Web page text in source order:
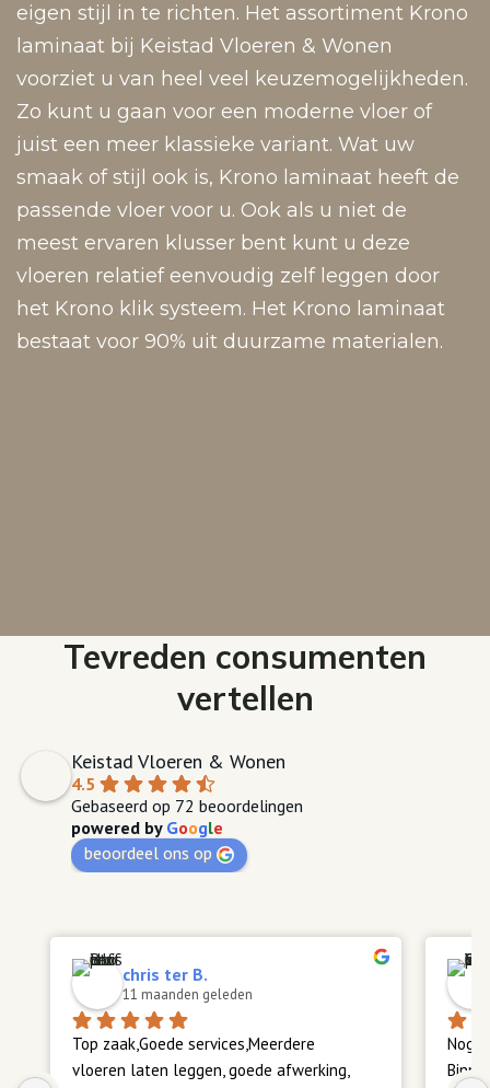
eigen stijl in te richten. Het assortiment Krono
laminaat bij Keistad Vloeren & Wonen
voorziet u van heel veel keuzemogelijkheden.
Zo kunt u gaan voor een moderne vloer of
juist een meer klassieke variant. Wat uw
smaak of stijl ook is, Krono laminaat heeft de
passende vloer voor u. Ook als u niet de
meest ervaren klusser bent kunt u deze
vloeren relatief eenvoudig zelf leggen door
het Krono klik systeem. Het Krono laminaat
bestaat voor 90% uit duurzame materialen.
Tevreden consumenten
vertellen
Keistad Vloeren & Wonen
4.5
Gebaseerd op 72 beoordelingen
powered by Google
beoordeel ons op
chris ter B.
11 maanden geleden
Top zaak,Goede services,Meerdere
vloeren laten leggen, goede afwerking,
Nog